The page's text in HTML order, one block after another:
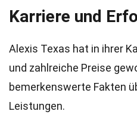
Karriere und
Alexis Texas hat in ihrer
und zahlreiche Preise
bemerkenswerte Fakten
Leistungen.